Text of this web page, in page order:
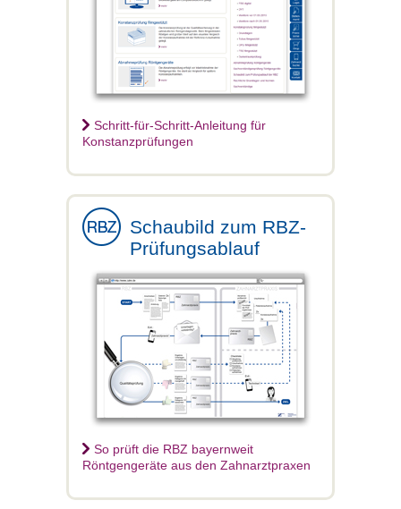
Schritt-für-Schritt-Anleitung für
Konstanzprüfungen
Schaubild zum RBZ-
Prüfungsablauf
So prüft die RBZ bayernweit
Röntgengeräte aus den Zahnarztpraxen